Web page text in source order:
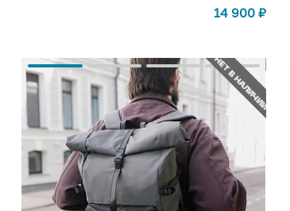
14 900 ₽
НЕТ В НАЛИЧИИ